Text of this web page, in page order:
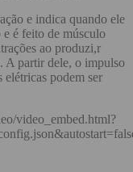
e indica quando ele
é feito de músculo
ao produzi,r
A partir dele, o impulso
elétricas podem ser
video_embed.html?